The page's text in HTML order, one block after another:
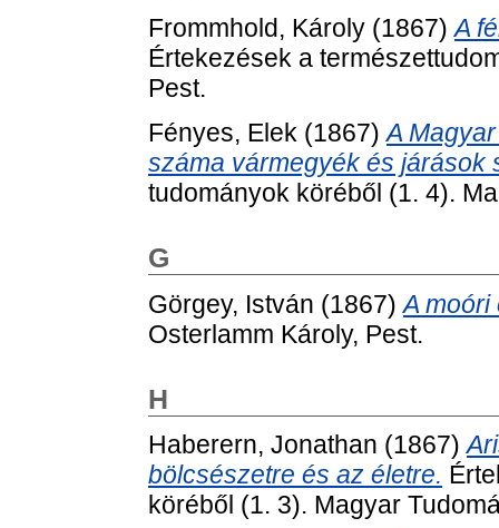
Frommhold, Károly (1867)A
Értekezések a
Pest.
Fényes, Elek (1867)A
száma vármegyék és járások
tudományok köréből (1. 4).
G
Görgey, István (1867)A moóri
Osterlamm Károly, Pest.
H
Haberern, Jonathan (1867)
bölcsészetre és az életre.
köréből (1. 3). Magyar